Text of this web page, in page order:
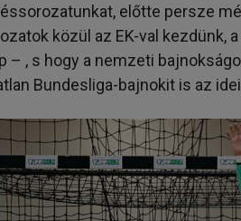
előtte persze
közül az EK-val kezdünk,
– , s hogy a nemzeti
Bundesliga-bajnokit is az